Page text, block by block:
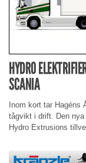
HYDRO
SCANIA
Inom kort tar Hagéns
tågvikt i drift. Den
Hydro Extrusions